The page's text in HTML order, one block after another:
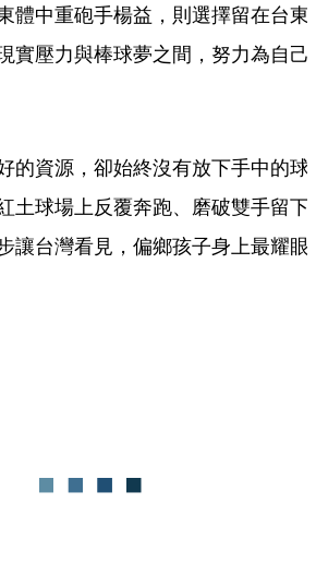
體中重砲手楊益，則選擇留在台東
實壓力與棒球夢之間，努力為自己
的資源，卻始終沒有放下手中的球
土球場上反覆奔跑、磨破雙手留下
讓台灣看見，偏鄉孩子身上最耀眼